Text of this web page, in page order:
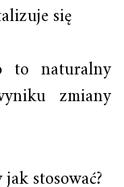
się
to naturalny
zmiany
stosować?